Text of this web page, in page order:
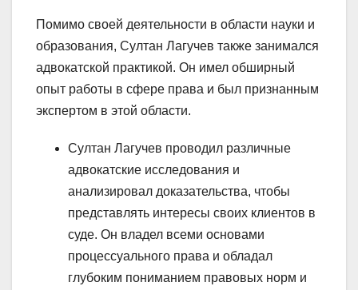
Помимо своей деятельности в области науки и
образования, Султан Лагучев также занимался
адвокатской практикой. Он имел обширный
опыт работы в сфере права и был признанным
экспертом в этой области.
Султан Лагучев проводил различные
адвокатские исследования и
анализировал доказательства, чтобы
представлять интересы своих клиентов в
суде. Он владел всеми основами
процессуального права и обладал
глубоким пониманием правовых норм и